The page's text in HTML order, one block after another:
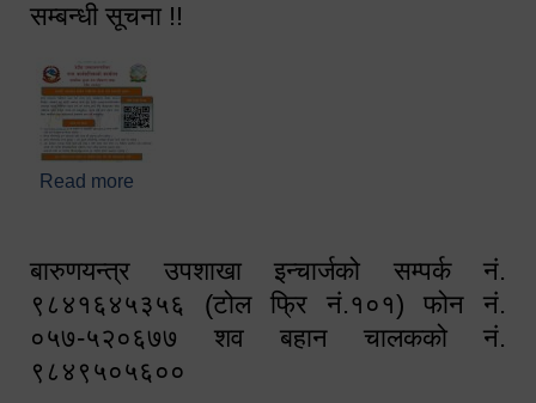
सम्बन्धी सूचना !!
Read more
बारुणयन्त्र उपशाखा इन्चार्जको सम्पर्क नं.
९८४१६४५३५६ (टोल फ्रि नं.१०१) फोन नं.
०५७-५२०६७७ शव बहान चालकको नं.
९८४९५०५६००